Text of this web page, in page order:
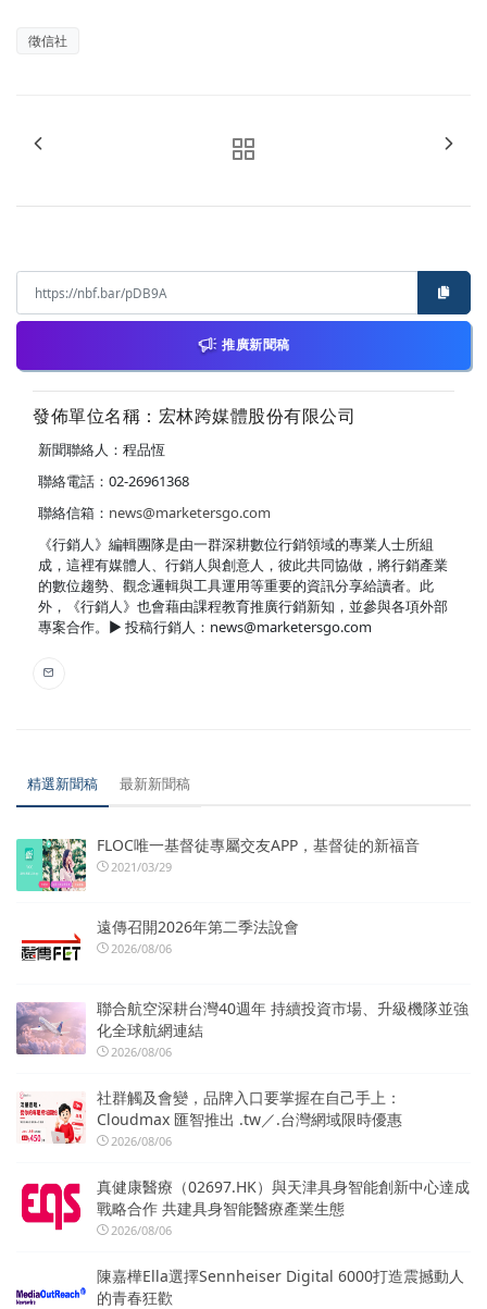
徵信社
推廣新聞稿
發佈單位名稱：宏林跨媒體股份有限公司
新聞聯絡人：程品恆
聯絡電話：02-26961368
聯絡信箱： news@marketersgo.com
《行銷人》編輯團隊是由一群深耕數位行銷領域的專業人士所組
成，這裡有媒體人、行銷人與創意人，彼此共同協做，將行銷產業
的數位趨勢、觀念邏輯與工具運用等重要的資訊分享給讀者。此
外，《行銷人》也會藉由課程教育推廣行銷新知，並參與各項外部
專案合作。▶︎ 投稿行銷人：news@marketersgo.com
精選新聞稿 最新新聞稿
FLOC唯一基督徒專屬交友APP，基督徒的新福音
2021/03/29
遠傳召開2026年第二季法說會
2026/08/06
聯合航空深耕台灣40週年 持續投資市場、升級機隊並強
化全球航網連結
2026/08/06
社群觸及會變，品牌入口要掌握在自己手上：
Cloudmax 匯智推出 .tw／.台灣網域限時優惠
2026/08/06
真健康醫療（02697.HK）與天津具身智能創新中心達成
戰略合作 共建具身智能醫療產業生態
2026/08/06
陳嘉樺Ella選擇Sennheiser Digital 6000打造震撼動人
的青春狂歡